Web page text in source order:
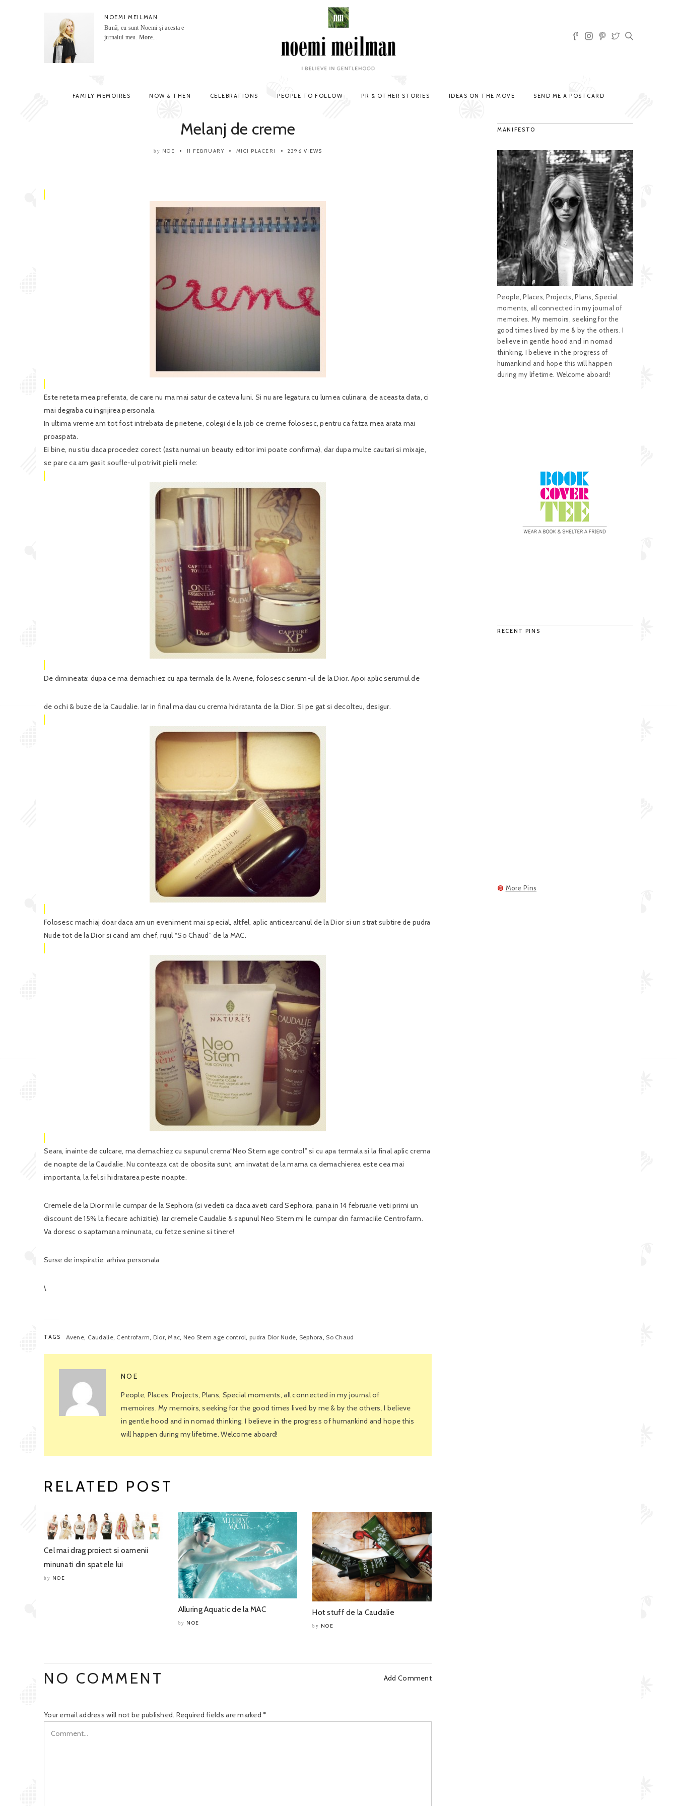
NOEMI MEILMAN
Bună, eu sunt Noemi și acesta e
jurnalul meu. More...
FAMILY MEMOIRES NOW & THEN CELEBRATIONS PEOPLE TO FOLLOW PR & OTHER STORIES IDEAS ON THE MOVE SEND ME A POSTCARD
Melanj de creme
by NOE 11 FEBRUARY MICI PLACERI 2396 VIEWS
Este reteta mea preferata, de care nu ma mai satur de cateva luni. Si nu are legatura cu lumea culinara, de aceasta data, ci
mai degraba cu ingrijirea personala.
In ultima vreme am tot fost intrebata de prietene, colegi de la job ce creme folosesc, pentru ca fatza mea arata mai
proaspata.
Ei bine, nu stiu daca procedez corect (asta numai un beauty editor imi poate confirma), dar dupa multe cautari si mixaje,
se pare ca am gasit soufle-ul potrivit pielii mele:
De dimineata: dupa ce ma demachiez cu apa termala de la Avene, folosesc serum-ul de la Dior. Apoi aplic serumul de
de ochi & buze de la Caudalie. Iar in final ma dau cu crema hidratanta de la Dior. Si pe gat si decolteu, desigur.
Folosesc machiaj doar daca am un eveniment mai special, altfel, aplic anticearcanul de la Dior si un strat subtire de pudra
Nude tot de la Dior si cand am chef, rujul “So Chaud” de la MAC.
Seara, inainte de culcare, ma demachiez cu sapunul crema“Neo Stem age control” si cu apa termala si la final aplic crema
de noapte de la Caudalie. Nu conteaza cat de obosita sunt, am invatat de la mama ca demachierea este cea mai
importanta, la fel si hidratarea peste noapte.
Cremele de la Dior mi le cumpar de la Sephora (si vedeti ca daca aveti card Sephora, pana in 14 februarie veti primi un
discount de 15% la fiecare achizitie). Iar cremele Caudalie & sapunul Neo Stem mi le cumpar din farmaciile Centrofarm.
Va doresc o saptamana minunata, cu fetze senine si tinere!
Surse de inspiratie: arhiva personala
\
TAGS Avene, Caudalie, Centrofarm, Dior,Mac, Neo Stem age control,pudra Dior Nude, Sephora, So Chaud
NOE
People, Places, Projects, Plans, Special moments, all connected in my journal of
memoires. My memoirs, seeking for the good times lived by me & by the others. I believe
in gentle hood and in nomad thinking. I believe in the progress of humankind and hope this
will happen during my lifetime. Welcome aboard!
RELATED POST
Cel mai drag proiect si oamenii
minunati din spatele lui
by NOE
Alluring Aquatic de la MAC
by NOE
Hot stuff de la Caudalie
by NOE
NO COMMENT Add Comment
Your email address will not be published. Required fields are marked*
MANIFESTO
People, Places, Projects, Plans, Special
moments, all connected in my journal of
memoires. My memoirs, seeking for the
good times lived by me & by the others. I
believe in gentle hood and in nomad
thinking. I believe in the progress of
humankind and hope this will happen
during my lifetime. Welcome aboard!
RECENT PINS
More Pins